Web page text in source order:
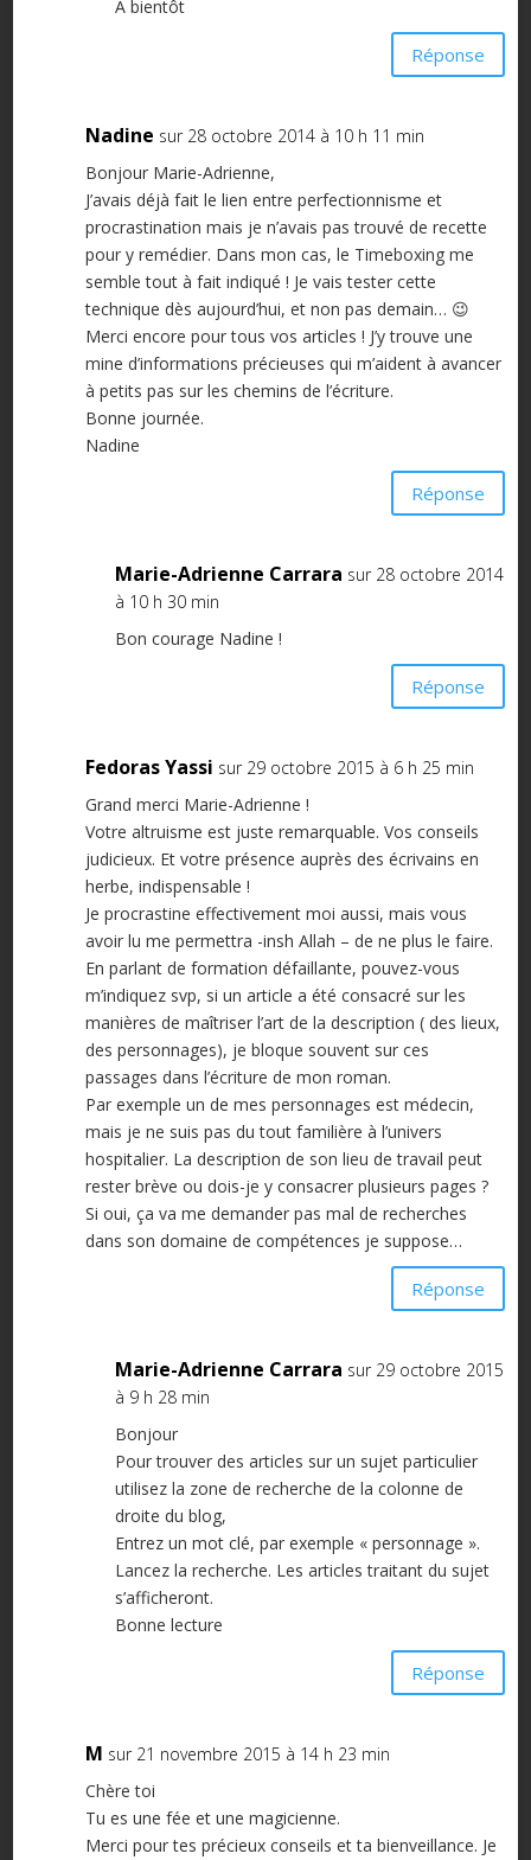
À bientôt
Réponse
Nadine sur 28 octobre 2014 à 10 h 11 min
Bonjour Marie-Adrienne,
J’avais déjà fait le lien entre perfectionnisme et
procrastination mais je n’avais pas trouvé de recette
pour y remédier. Dans mon cas, le Timeboxing me
semble tout à fait indiqué ! Je vais tester cette
technique dès aujourd’hui, et non pas demain… 😉
Merci encore pour tous vos articles ! J’y trouve une
mine d’informations précieuses qui m’aident à avancer
à petits pas sur les chemins de l’écriture.
Bonne journée.
Nadine
Réponse
Marie-Adrienne Carrara sur 28 octobre 2014
à 10 h 30 min
Bon courage Nadine !
Réponse
Fedoras Yassi sur 29 octobre 2015 à 6 h 25 min
Grand merci Marie-Adrienne !
Votre altruisme est juste remarquable. Vos conseils
judicieux. Et votre présence auprès des écrivains en
herbe, indispensable !
Je procrastine effectivement moi aussi, mais vous
avoir lu me permettra -insh Allah – de ne plus le faire.
En parlant de formation défaillante, pouvez-vous
m’indiquez svp, si un article a été consacré sur les
manières de maîtriser l’art de la description ( des lieux,
des personnages), je bloque souvent sur ces
passages dans l’écriture de mon roman.
Par exemple un de mes personnages est médecin,
mais je ne suis pas du tout familière à l’univers
hospitalier. La description de son lieu de travail peut
rester brève ou dois-je y consacrer plusieurs pages ?
Si oui, ça va me demander pas mal de recherches
dans son domaine de compétences je suppose…
Réponse
Marie-Adrienne Carrara sur 29 octobre 2015
à 9 h 28 min
Bonjour
Pour trouver des articles sur un sujet particulier
utilisez la zone de recherche de la colonne de
droite du blog,
Entrez un mot clé, par exemple « personnage ».
Lancez la recherche. Les articles traitant du sujet
s’afficheront.
Bonne lecture
Réponse
M sur 21 novembre 2015 à 14 h 23 min
Chère toi
Tu es une fée et une magicienne.
Merci pour tes précieux conseils et ta bienveillance. Je